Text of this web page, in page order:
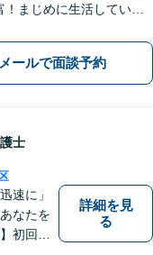
まじめに生活している
いたします。関西学院大
ースクール）の現役教
メールで面談予約
士
速に」
なたを
初回相
詳細を見
る